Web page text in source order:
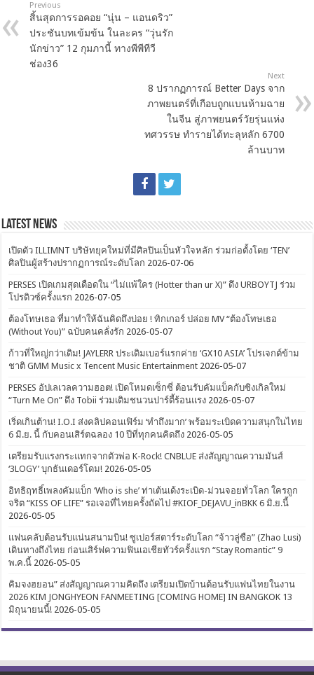
Previous
สิ้นสุดการรอคอย “นุ่น – แอนดริว”
ประชันบทเข้มข้น ในละคร “วุ่นรัก
นักข่าว” 12 กุมภานี้ ทางพีพีทีวี
ช่อง36
Next
8 ปรากฏการณ์ Better Days จาก
ภาพยนตร์ที่เกือบถูกแบนห้ามฉาย
ในจีน สู่ภาพยนตร์วัยรุ่นแห่ง
ทศวรรษ ทำรายได้ทะลุหลัก 6700
ล้านบาท
Latest News
เปิดตัว ILLIMNT บริษัทยุคใหม่ที่มีศิลปินเป็นหัวใจหลัก ร่วมก่อตั้งโดย ‘TEN’
ศิลปินผู้สร้างปรากฏการณ์ระดับโลก 2026-07-06
PERSES เปิดเกมสุดเดือดใน “ไม่แพ้ใคร (Hotter than ur X)” ดึง URBOYTJ ร่วม
โปรดิวซ์ครั้งแรก 2026-07-05
ต้องโทษเธอ ที่มาทำให้ฉันคิดถึงบ่อย ! ทิกเกอร์ ปล่อย MV “ต้องโทษเธอ
(Without You)” ฉบับคนคลั่งรัก 2026-05-07
ก้าวที่ใหญ่กว่าเดิม! JAYLERR ประเดิมเบอร์แรกค่าย ‘GX10 ASIA’ โปรเจกต์ข้าม
ชาติ GMM Music x Tencent Music Entertainment 2026-05-07
PERSES อัปเลเวลความฮอต! เปิดโหมดเซ็กซี่ ต้อนรับคัมแบ็คกับซิงเกิลใหม่
“Turn Me On” ดึง Tobii ร่วมเติมชนวนปาร์ตี้ร้อนแรง 2026-05-07
เริ่ดเกินต้าน! I.O.I ส่งคลิปคอนเฟิร์ม ‘ทำถึงมาก’ พร้อมระเบิดความสนุกในไทย
6 มิ.ย. นี้ กับคอนเสิร์ตฉลอง 10 ปีที่ทุกคนคิดถึง 2026-05-05
เตรียมรับแรงกระแทกจากตัวพ่อ K-Rock! CNBLUE ส่งสัญญาณความมันส์
‘3LOGY’ บุกธันเดอร์โดม! 2026-05-05
อิทธิฤทธิ์เพลงคัมแบ็ก ‘Who is she’ ท่าเต้นเด้งระเบิด-ม่วนจอยทั่วโลก ใครถูก
จริต “KISS OF LIFE” รอเจอที่ไทยครั้งถัดไป #KIOF_DEJAVU_inBKK 6 มิ.ย.นี้
2026-05-05
แฟนคลับต้อนรับแน่นสนามบิน! ซูเปอร์สตาร์ระดับโลก “จ้าวลู่ซือ” (Zhao Lusi)
เดินทางถึงไทย ก่อนเสิร์ฟความฟินเอเชียทัวร์ครั้งแรก “Stay Romantic” 9
พ.ค.นี้ 2026-05-05
คิมจงฮยอน” ส่งสัญญาณความคิดถึง เตรียมเปิดบ้านต้อนรับแฟนไทยในงาน
2026 KIM JONGHYEON FANMEETING [COMING HOME] IN BANGKOK 13
มิถุนายนนี้! 2026-05-05